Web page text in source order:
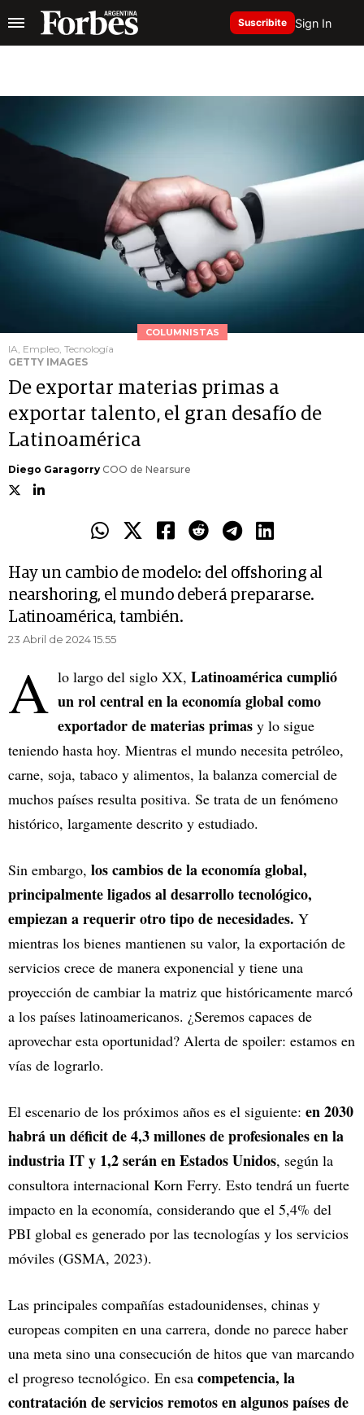
Suscribite Sign In
COLUMNISTAS
IA, Empleo, Tecnología
GETTY IMAGES
De exportar materias primas a
exportar talento, el gran desafío de
Latinoamérica
Diego Garagorry COO de Nearsure
Hay un cambio de modelo: del offshoring al
nearshoring, el mundo deberá prepararse.
Latinoamérica, también.
23 Abril de 2024 15.55
A lo largo del siglo XX, Latinoamérica cumplió
un rol central en la economía global como
exportador de materias primas y lo sigue
teniendo hasta hoy. Mientras el mundo necesita petróleo,
carne, soja, tabaco y alimentos, la balanza comercial de
muchos países resulta positiva. Se trata de un fenómeno
histórico, largamente descrito y estudiado.
Sin embargo, los cambios de la economía global,
principalmente ligados al desarrollo tecnológico,
empiezan a requerir otro tipo de necesidades. Y
mientras los bienes mantienen su valor, la exportación de
servicios crece de manera exponencial y tiene una
proyección de cambiar la matriz que históricamente marcó
a los países latinoamericanos. ¿Seremos capaces de
aprovechar esta oportunidad? Alerta de spoiler: estamos en
vías de lograrlo.
El escenario de los próximos años es el siguiente: en 2030
habrá un déficit de 4,3 millones de profesionales en la
industria IT y 1,2 serán en Estados Unidos, según la
consultora internacional Korn Ferry. Esto tendrá un fuerte
impacto en la economía, considerando que el 5,4% del
PBI global es generado por las tecnologías y los servicios
móviles (GSMA, 2023).
Las principales compañías estadounidenses, chinas y
europeas compiten en una carrera, donde no parece haber
una meta sino una consecución de hitos que van marcando
el progreso tecnológico. En esa competencia, la
contratación de servicios remotos en algunos países de